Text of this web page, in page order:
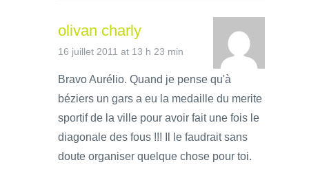
olivan charly
16 juillet 2011 at 13 h 23 min
Bravo Aurélio. Quand je pense qu'à
béziers un gars a eu la medaille du merite
sportif de la ville pour avoir fait une fois le
diagonale des fous !!! Il le faudrait sans
doute organiser quelque chose pour toi.